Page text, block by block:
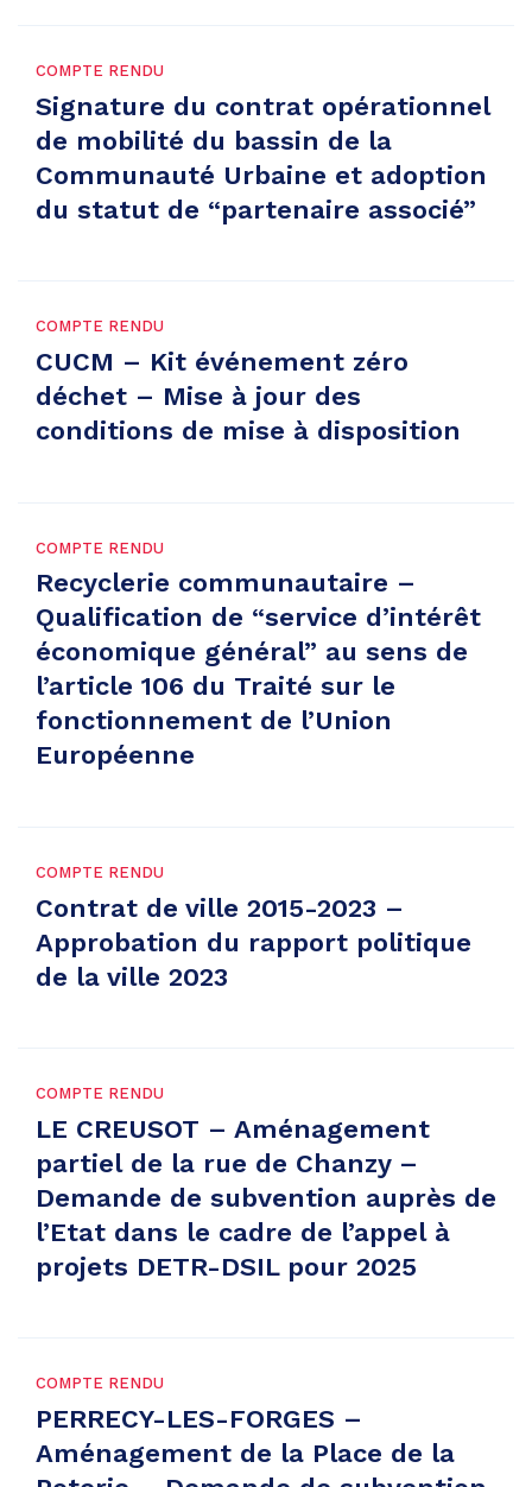
COMPTE RENDU
Signature du contrat opérationnel
de mobilité du bassin de la
Communauté Urbaine et adoption
du statut de “partenaire associé”
COMPTE RENDU
CUCM – Kit événement zéro
déchet – Mise à jour des
conditions de mise à disposition
COMPTE RENDU
Recyclerie communautaire –
Qualification de “service d’intérêt
économique général” au sens de
l’article 106 du Traité sur le
fonctionnement de l’Union
Européenne
COMPTE RENDU
Contrat de ville 2015-2023 –
Approbation du rapport politique
de la ville 2023
COMPTE RENDU
LE CREUSOT – Aménagement
partiel de la rue de Chanzy –
Demande de subvention auprès de
l’Etat dans le cadre de l’appel à
projets DETR-DSIL pour 2025
COMPTE RENDU
PERRECY-LES-FORGES –
Aménagement de la Place de la